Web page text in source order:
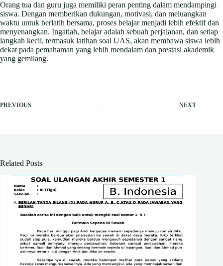
Orang tua dan guru juga memiliki peran penting dalam mendampingi
siswa. Dengan memberikan dukungan, motivasi, dan meluangkan
waktu untuk berlatih bersama, proses belajar menjadi lebih efektif dan
menyenangkan. Ingatlah, belajar adalah sebuah perjalanan, dan setiap
langkah kecil, termasuk latihan soal UAS, akan membawa siswa lebih
dekat pada pemahaman yang lebih mendalam dan prestasi akademik
yang gemilang.
PREVIOUS NEXT
Related Posts